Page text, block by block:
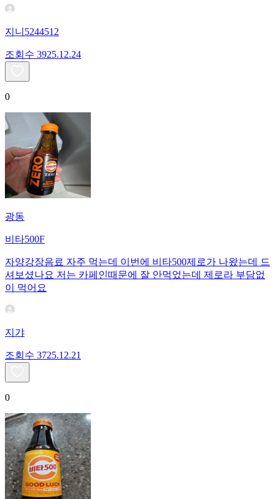
지니5244512
조회수 3925.12.24
0
광동
비타500F
자양강장음료 자주 먹는데 이번에 비타500제로가 나왔는데 드
셔보셨나요 저는 카페인때문에 잘 안먹었는데 제로라 부담없
이 먹어요
지갸
조회수 3725.12.21
0